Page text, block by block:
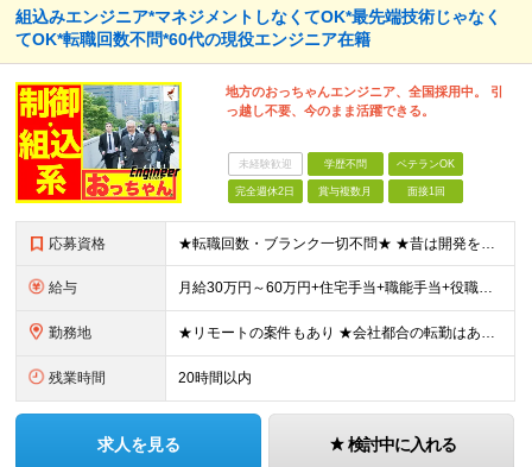
組込みエンジニア*マネジメントしなくてOK*最先端技術じゃなく
てOK*転職回数不問*60代の現役エンジニア在籍
地方のおっちゃんエンジニア、全国採用中。 引
っ越し不要、今のまま活躍できる。
未経験歓迎 学歴不問 ベテランOK
完全週休2日 賞与複数月 面接1回
応募資格 ★転職回数・ブランク一切不問★ ★昔は開発をやっていて、組込み歴は浅い…そんな方も歓迎！★ ■以下、いずれかのご経験をお持ちの方 ┗組込み/制御系のシステム開発の実務経験をお持ちの方 ┗C#、Jav
給与 月給30万円～60万円+住宅手当+職能手当+役職手当+決算賞与+報奨金 ※経験・能力を考慮し、優遇します ※給与には20時間分のみなし時間外手当(3万7000円以上)を含みます(超過時間分は別途追加
勤務地 ★リモートの案件もあり ★会社都合の転勤はありません ★東京・大阪以外に、兵庫(姫路)、福岡周辺での案件も！今後は地元でゆっくり…なんて方も歓迎です -------- 東京23区・大阪市内・姫路市内
残業時間 20時間以内
求人を見る 検討中に入れる